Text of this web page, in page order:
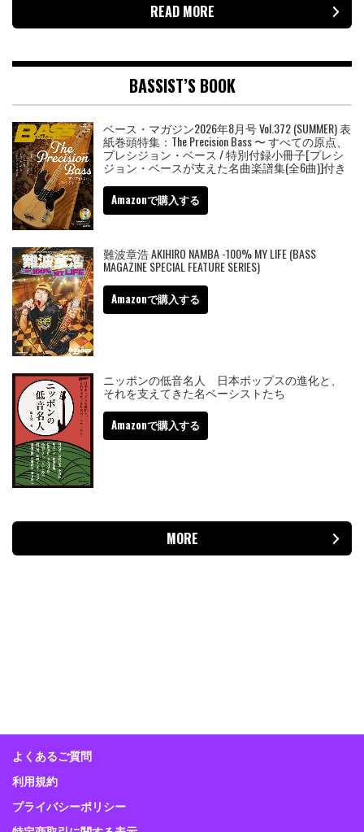
READ MORE
BASSIST’S BOOK
ベース・マガジン2026年8月号 Vol.372 (SUMMER) 表
紙巻頭特集：The Precision Bass 〜 すべての原点、
プレシジョン・ベース / 特別付録小冊子[プレシ
ジョン・ベースが支えた名曲楽譜集(全6曲)]付き
Amazonで購入する
難波章浩 AKIHIRO NAMBA -100% MY LIFE (BASS
MAGAZINE SPECIAL FEATURE SERIES)
Amazonで購入する
ニッポンの低音名人 日本ポップスの進化と、
それを支えてきた名ベーシストたち
Amazonで購入する
MORE
よくあるご質問
利用規約
プライバシーポリシー